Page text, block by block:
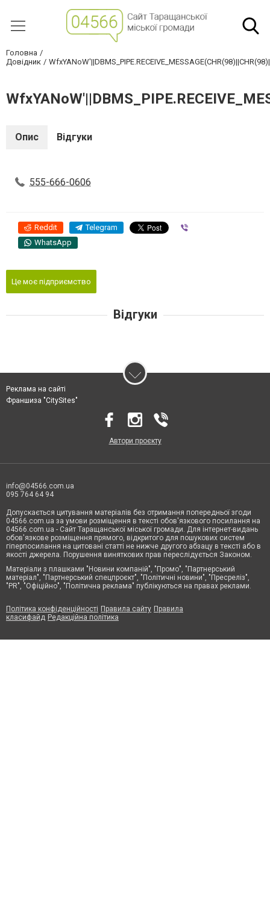
Головна
Довідник
Опис Відгуки
555-666-0606
Reddit Telegram
WhatsApp
Це моє підприємство
Відгуки
Реклама на сайті
Франшиза "CitySites"
Автори проєкту
info@04566.com.ua
095 764 64 94
Допускається цитування матеріалів без отримання попередньої згоди
04566.com.ua за умови розміщення в тексті обов'язкового посилання на
04566.com.ua - Cайт Таращанської міської громади. Для інтернет-видань
обов'язкове розміщення прямого, відкритого для пошукових систем
гіперпосилання на цитовані статті не нижче другого абзацу в тексті або в
якості джерела. Порушення виняткових прав переслідується Законом.
Матеріали з плашками "Новини компаній", "Промо", "Партнерський
матеріал", "Партнерський спецпроєкт", "Політичні новини", "Пресреліз",
"PR", "Офіційно", "Політична реклама" публікуються на правах реклами.
Політика конфіденційності Правила сайту Правила
класифайд Редакційна політика